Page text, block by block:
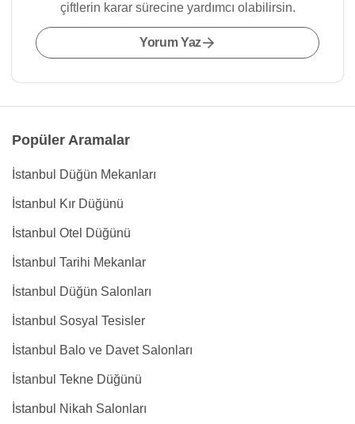
çiftlerin karar sürecine yardımcı olabilirsin.
Yorum Yaz
Popüler Aramalar
İstanbul Düğün Mekanları
İstanbul Kır Düğünü
İstanbul Otel Düğünü
İstanbul Tarihi Mekanlar
İstanbul Düğün Salonları
İstanbul Sosyal Tesisler
İstanbul Balo ve Davet Salonları
İstanbul Tekne Düğünü
İstanbul Nikah Salonları